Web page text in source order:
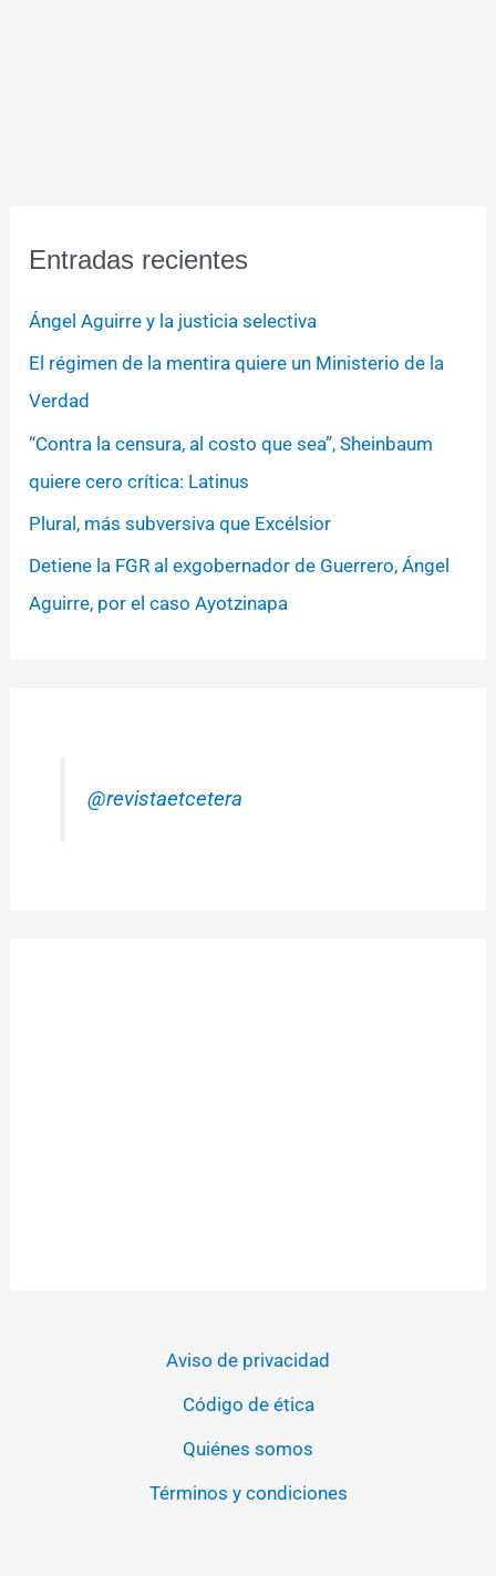
Entradas recientes
Ángel Aguirre y la justicia selectiva
El régimen de la mentira quiere un Ministerio de la
Verdad
“Contra la censura, al costo que sea”, Sheinbaum
quiere cero crítica: Latinus
Plural, más subversiva que Excélsior
Detiene la FGR al exgobernador de Guerrero, Ángel
Aguirre, por el caso Ayotzinapa
@revistaetcetera
Aviso de privacidad
Código de ética
Quiénes somos
Términos y condiciones